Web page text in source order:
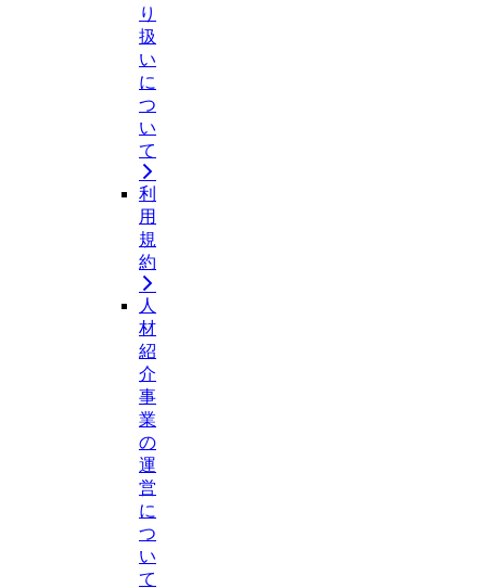
り
扱
い
に
つ
い
て
利
用
規
約
人
材
紹
介
事
業
の
運
営
に
つ
い
て